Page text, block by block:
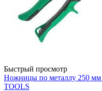
Быстрый просмотр
Ножницы по металлу 250 мм
TOOLS